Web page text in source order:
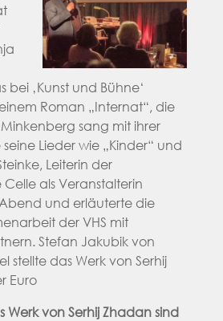
bei ‚Kunst und Bühne‘
Roman „Internat“, die
sang mit ihrer
Lieder wie „Kinder“ und
Leiterin der
als Veranstalterin
und erläuterte die
der VHS mit
Stefan Jakubik von
stellte das Werk von Serhij
Euro
Werk von Serhij Zhadan sind